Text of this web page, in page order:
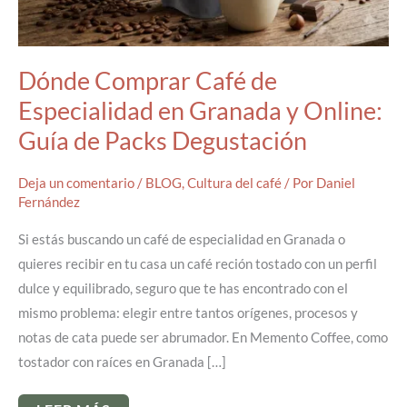
Dónde Comprar Café de
Especialidad en Granada y Online:
Guía de Packs Degustación
Deja un comentario / BLOG,Cultura del café / Por Daniel
Fernández
Si estás buscando un café de especialidad en Granada o
quieres recibir en tu casa un café reción tostado con un perfil
dulce y equilibrado, seguro que te has encontrado con el
mismo problema: elegir entre tantos orígenes, procesos y
notas de cata puede ser abrumador. En Memento Coffee, como
tostador con raíces en Granada […]